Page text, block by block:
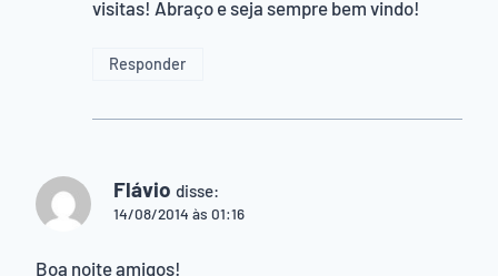
visitas! Abraço e seja sempre bem vindo!
Responder
Flávio disse:
14/08/2014 às 01:16
Boa noite amigos!